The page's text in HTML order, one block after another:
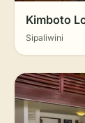
Kimboto
Sipaliwini